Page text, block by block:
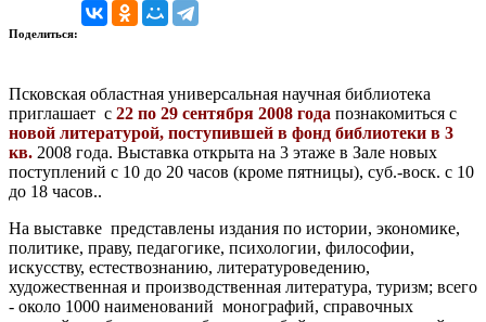
Поделиться:
Псковская областная универсальная научная библиотека
приглашает с 22 по 29 сентября 2008 года познакомиться с
новой литературой, поступившей в фонд библиотеки в 3
кв. 2008 года. Выставка открыта на 3 этаже в Зале новых
поступлений с 10 до 20 часов (кроме пятницы), суб.-воск. с 10
до 18 часов..
На выставке представлены издания по истории, экономике,
политике, праву, педагогике, психологии, философии,
искусству, естествознанию, литературоведению,
художественная и производственная литература, туризм; всего
- около 1000 наименований монографий, справочных